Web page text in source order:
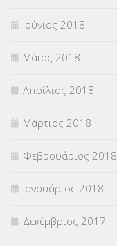
Ιούνιος 2018
Μάιος 2018
Απρίλιος 2018
Μάρτιος 2018
Φεβρουάριος 2018
Ιανουάριος 2018
Δεκέμβριος 2017